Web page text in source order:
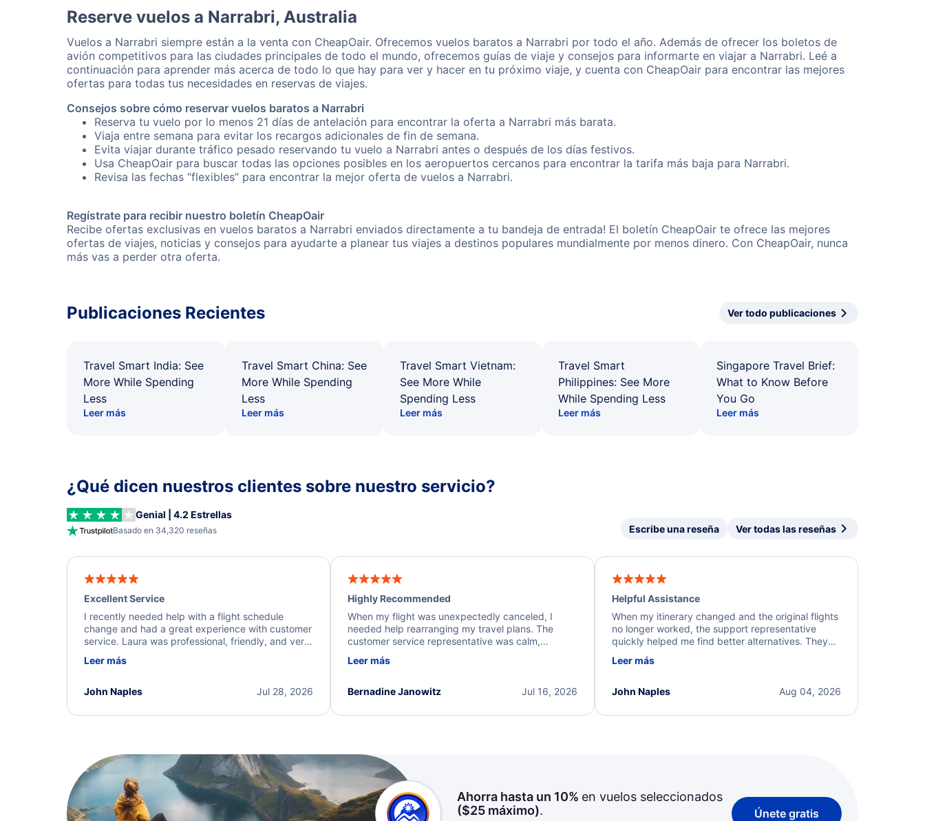
Reserve vuelos a Narrabri, Australia
Vuelos a Narrabri siempre están a la venta con CheapOair. Ofrecemos vuelos baratos a Narrabri por todo el año. Además de ofrecer los boletos de
avión competitivos para las ciudades principales de todo el mundo, ofrecemos guías de viaje y consejos para informarte en viajar a Narrabri. Leé a
continuación para aprender más acerca de todo lo que hay para ver y hacer en tu próximo viaje, y cuenta con CheapOair para encontrar las mejores
ofertas para todas tus necesidades en reservas de viajes.
Consejos sobre cómo reservar vuelos baratos a Narrabri
Reserva tu vuelo por lo menos 21 días de antelación para encontrar la oferta a Narrabri más barata.
Viaja entre semana para evitar los recargos adicionales de fin de semana.
Evita viajar durante tráfico pesado reservando tu vuelo a Narrabri antes o después de los días festivos.
Usa CheapOair para buscar todas las opciones posibles en los aeropuertos cercanos para encontrar la tarifa más baja para Narrabri.
Revisa las fechas “flexibles” para encontrar la mejor oferta de vuelos a Narrabri.
Regístrate para recibir nuestro boletín CheapOair
Recibe ofertas exclusivas en vuelos baratos a Narrabri enviados directamente a tu bandeja de entrada! El boletín CheapOair te ofrece las mejores
ofertas de viajes, noticias y consejos para ayudarte a planear tus viajes a destinos populares mundialmente por menos dinero. Con CheapOair, nunca
más vas a perder otra oferta.
Publicaciones Recientes Ver todo publicaciones
Travel Smart India: See
More While Spending
Less
Leer más
Travel Smart China: See
More While Spending
Less
Leer más
Travel Smart Vietnam:
See More While
Spending Less
Leer más
Travel Smart
Philippines: See More
While Spending Less
Leer más
Singapore Travel Brief:
What to Know Before
You Go
Leer más
¿Qué dicen nuestros clientes sobre nuestro servicio?
Genial | 4.2 Estrellas
Basado en 34,320 reseñas Escribe una reseña Ver todas las reseñas
Excellent Service
I recently needed help with a flight schedule
change and had a great experience with customer
service. Laura was professional, friendly, and very
a solution and kept me informed of the next steps.
Leer más
Jul 28, 2026
John Naples
Highly Recommended
When my flight was unexpectedly canceled, I
needed help rearranging my travel plans. The
customer service representative was calm,
process. They quickly found alternative flight
I truly appreciate the excellent support and
Leer más
Jul 16, 2026
Bernadine Janowitz
Helpful Assistance
When my itinerary changed and the original flights
no longer worked, the support representative
quickly helped me find better alternatives. They
beyond to resolve the issue. I'm grateful for the
Leer más
Aug 04, 2026
John Naples
Ahorra hasta un 10% en vuelos seleccionados
($25máximo).
Únete gratis